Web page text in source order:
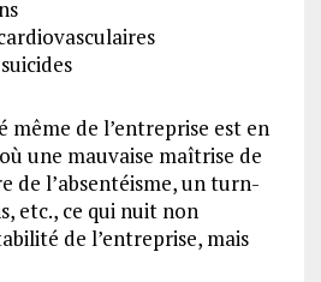
même de l’entreprise est en
une mauvaise maîtrise de
de l’absentéisme, un turn-
etc., ce qui nuit non
de l’entreprise, mais